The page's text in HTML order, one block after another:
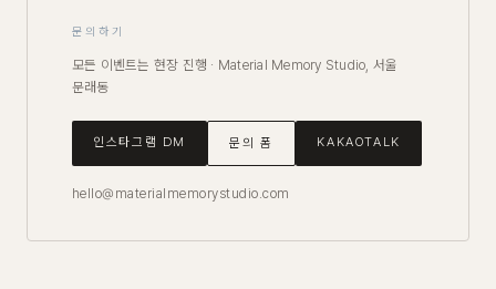
문의하기
모든 이벤트는 현장 진행 · Material Memory Studio, 서울
문래동
인스타그램 DM 문의 폼 KAKAOTALK
hello@materialmemorystudio.com